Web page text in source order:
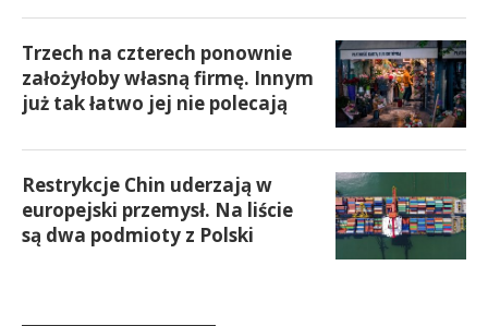
Trzech na czterech ponownie
założyłoby własną firmę. Innym
już tak łatwo jej nie polecają
Restrykcje Chin uderzają w
europejski przemysł. Na liście
są dwa podmioty z Polski